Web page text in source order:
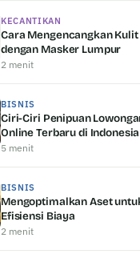
KECANTIKAN
Cara Mengencangkan
dengan Masker Lumpur
2 menit
BISNIS
Ciri-Ciri Penipuan
Online Terbaru di Indonesia
5 menit
BISNIS
Mengoptimalkan Aset
Efisiensi Biaya
2 menit